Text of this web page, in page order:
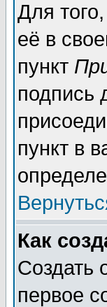
Для
её в
пункт
подпись
пункт в
Как
Создать
первое